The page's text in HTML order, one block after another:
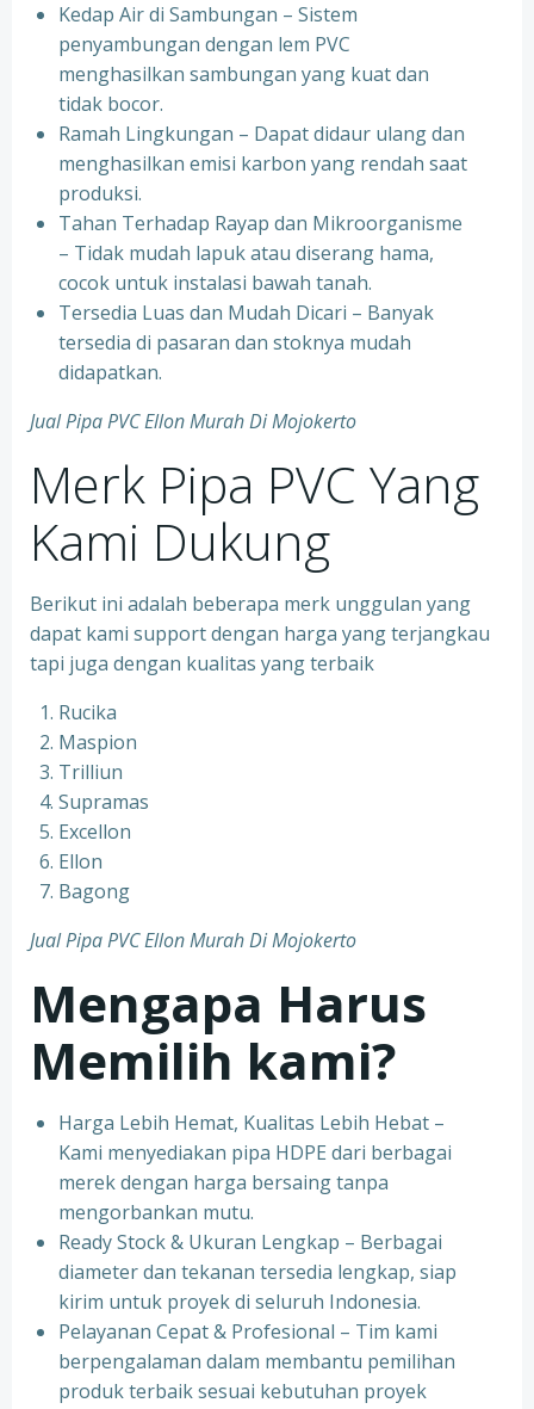
Kedap Air di Sambungan – Sistem
penyambungan dengan lem PVC
menghasilkan sambungan yang kuat dan
tidak bocor.
Ramah Lingkungan – Dapat didaur ulang dan
menghasilkan emisi karbon yang rendah saat
produksi.
Tahan Terhadap Rayap dan Mikroorganisme
– Tidak mudah lapuk atau diserang hama,
cocok untuk instalasi bawah tanah.
Tersedia Luas dan Mudah Dicari – Banyak
tersedia di pasaran dan stoknya mudah
didapatkan.
Jual Pipa PVC Ellon Murah Di Mojokerto
Merk Pipa PVC Yang
Kami Dukung
Berikut ini adalah beberapa merk unggulan yang
dapat kami support dengan harga yang terjangkau
tapi juga dengan kualitas yang terbaik
Rucika
Maspion
Trilliun
Supramas
Excellon
Ellon
Bagong
Jual Pipa PVC Ellon Murah Di Mojokerto
Mengapa Harus
Memilih kami?
Harga Lebih Hemat, Kualitas Lebih Hebat –
Kami menyediakan pipa HDPE dari berbagai
merek dengan harga bersaing tanpa
mengorbankan mutu.
Ready Stock & Ukuran Lengkap – Berbagai
diameter dan tekanan tersedia lengkap, siap
kirim untuk proyek di seluruh Indonesia.
Pelayanan Cepat & Profesional – Tim kami
berpengalaman dalam membantu pemilihan
produk terbaik sesuai kebutuhan proyek